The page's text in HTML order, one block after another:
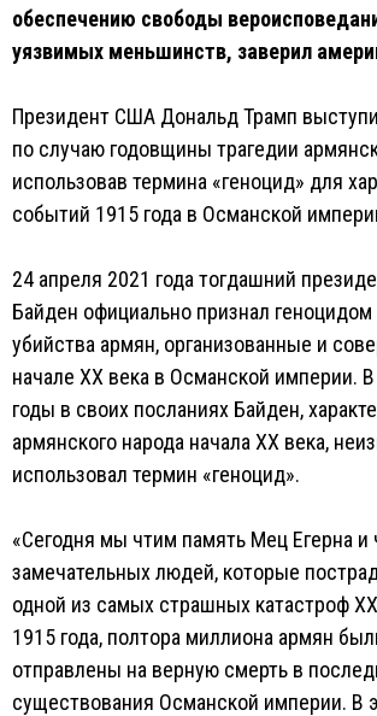
обеспечению свободы
уязвимых меньшинств, заверил
Президент США Дональд Трамп
по случаю годовщины трагедии
использовав термина «геноцид» для
событий 1915 года в Османской
24 апреля 2021 года тогдашний
Байден официально признал
убийства армян, организованные и
начале XX века в Османской империи.
годы в своих посланиях Байден,
армянского народа начала XX века,
использовал термин «геноцид».
«Сегодня мы чтим память Мец Егерна и
замечательных людей, которые
одной из самых страшных катастроф
1915 года, полтора миллиона армян
отправлены на верную смерть в
существования Османской империи. В